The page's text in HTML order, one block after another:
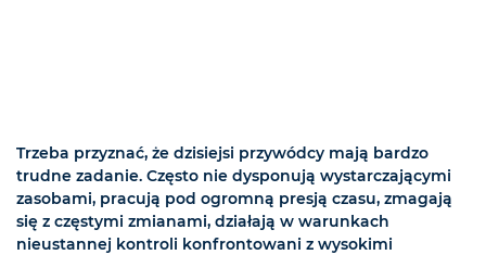
Trzeba przyznać, że dzisiejsi przywódcy mają bardzo
trudne zadanie. Często nie dysponują wystarczającymi
zasobami, pracują pod ogromną presją czasu, zmagają
się z częstymi zmianami, działają w warunkach
nieustannej kontroli konfrontowani z wysokimi